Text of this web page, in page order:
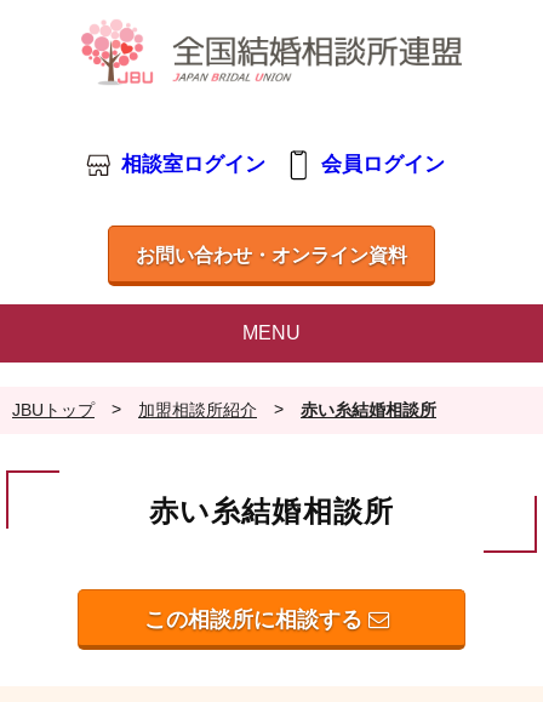
相談室ログイン 会員ログイン
お問い合わせ・オンライン資料
MENU
JBUトップ > 加盟相談所紹介 > 赤い糸結婚相談所
赤い糸結婚相談所
この相談所に相談する